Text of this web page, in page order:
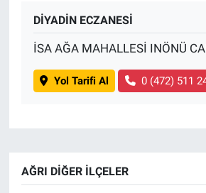
DİYADİN ECZANESİ
İSA AĞA MAHALLESİ INÖNÜ
Yol Tarifi Al 0 (472) 511
AĞRI DIĞER İLÇELER
BİLİM VE TEKNOLOJİ